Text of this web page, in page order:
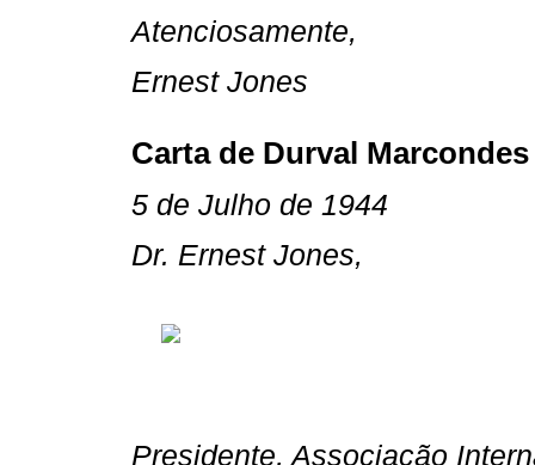
Atenciosamente,
Ernest Jones
Carta de Durval
5 de Julho de 1944
Dr. Ernest Jones,
Presidente, Associação